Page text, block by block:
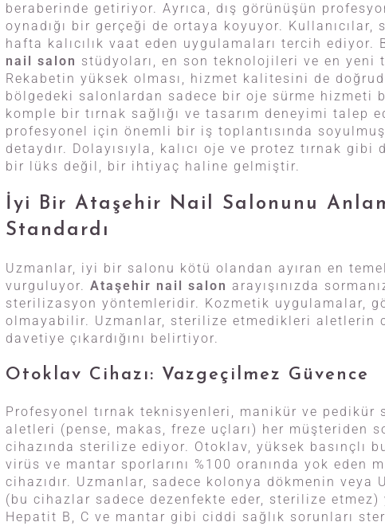
beraberinde getiriyor. Ayrıca, dış görünüşün
oynadığı bir gerçeği de ortaya koyuyor. Kullanıcılar,
hafta kalıcılık vaat eden uygulamaları tercih ediyor.
nail salon stüdyoları, en son teknolojileri ve en yeni
Rekabetin yüksek olması, hizmet kalitesini de
bölgedeki salonlardan sadece bir oje sürme hizmeti
komple bir tırnak sağlığı ve tasarım deneyimi talep
profesyonel için önemli bir iş toplantısında
detaydır. Dolayısıyla, kalıcı oje ve protez tırnak gibi
bir lüks değil, bir ihtiyaç haline gelmiştir.
İyi Bir Ataşehir Nail Salonunu
Standardı
Uzmanlar, iyi bir salonu kötü olandan ayıran en
vurguluyor. Ataşehir nail salon arayışınızda
sterilizasyon yöntemleridir. Kozmetik uygulamalar,
olmayabilir. Uzmanlar, sterilize etmedikleri aletlerin
davetiye çıkardığını belirtiyor.
Otoklav Cihazı: Vazgeçilmez Güvence
Profesyonel tırnak teknisyenleri, manikür ve pedikür
aletleri (pense, makas, freze uçları) her müşteriden
cihazında sterilize ediyor. Otoklav, yüksek basınçlı
virüs ve mantar sporlarını %100 oranında yok eden
cihazıdır. Uzmanlar, sadece kolonya dökmenin veya
(bu cihazlar sadece dezenfekte eder, sterilize etmez)
Hepatit B, C ve mantar gibi ciddi sağlık sorunları